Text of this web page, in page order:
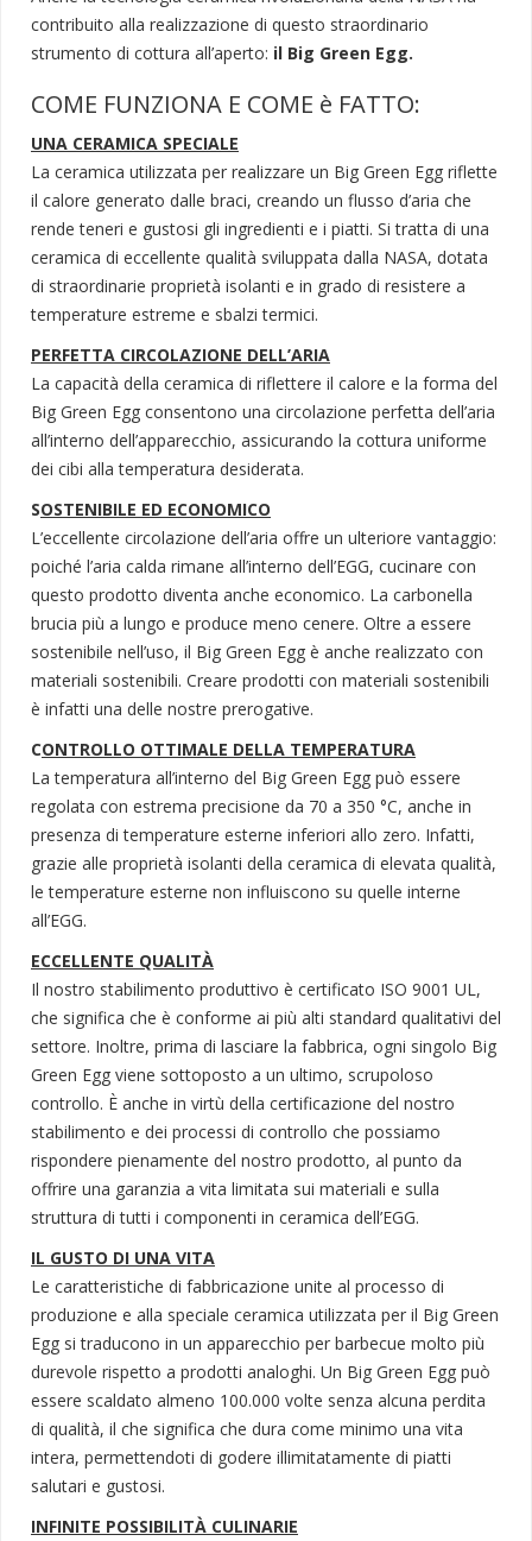
contribuito alla realizzazione di questo straordinario
strumento di cottura all’aperto: il Big Green Egg.
COME FUNZIONA E COME è FATTO:
UNA CERAMICA SPECIALE
La ceramica utilizzata per realizzare un Big Green Egg riflette
il calore generato dalle braci, creando un flusso d’aria che
rende teneri e gustosi gli ingredienti e i piatti. Si tratta di una
ceramica di eccellente qualità sviluppata dalla NASA, dotata
di straordinarie proprietà isolanti e in grado di resistere a
temperature estreme e sbalzi termici.
PERFETTA CIRCOLAZIONE DELL’ARIA
La capacità della ceramica di riflettere il calore e la forma del
Big Green Egg consentono una circolazione perfetta dell’aria
all’interno dell’apparecchio, assicurando la cottura uniforme
dei cibi alla temperatura desiderata.
SOSTENIBILE ED ECONOMICO
L’eccellente circolazione dell’aria offre un ulteriore vantaggio:
poiché l’aria calda rimane all’interno dell’EGG, cucinare con
questo prodotto diventa anche economico. La carbonella
brucia più a lungo e produce meno cenere. Oltre a essere
sostenibile nell’uso, il Big Green Egg è anche realizzato con
materiali sostenibili. Creare prodotti con materiali sostenibili
è infatti una delle nostre prerogative.
CONTROLLO OTTIMALE DELLA TEMPERATURA
La temperatura all’interno del Big Green Egg può essere
regolata con estrema precisione da 70 a 350 °C, anche in
presenza di temperature esterne inferiori allo zero. Infatti,
grazie alle proprietà isolanti della ceramica di elevata qualità,
le temperature esterne non influiscono su quelle interne
all’EGG.
ECCELLENTE QUALITÀ
Il nostro stabilimento produttivo è certificato ISO 9001 UL,
che significa che è conforme ai più alti standard qualitativi del
settore. Inoltre, prima di lasciare la fabbrica, ogni singolo Big
Green Egg viene sottoposto a un ultimo, scrupoloso
controllo. È anche in virtù della certificazione del nostro
stabilimento e dei processi di controllo che possiamo
rispondere pienamente del nostro prodotto, al punto da
offrire una garanzia a vita limitata sui materiali e sulla
struttura di tutti i componenti in ceramica dell’EGG.
IL GUSTO DI UNA VITA
Le caratteristiche di fabbricazione unite al processo di
produzione e alla speciale ceramica utilizzata per il Big Green
Egg si traducono in un apparecchio per barbecue molto più
durevole rispetto a prodotti analoghi. Un Big Green Egg può
essere scaldato almeno 100.000 volte senza alcuna perdita
di qualità, il che significa che dura come minimo una vita
intera, permettendoti di godere illimitatamente di piatti
salutari e gustosi.
INFINITE POSSIBILITÀ CULINARIE